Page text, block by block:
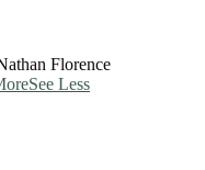
Florence
See Less